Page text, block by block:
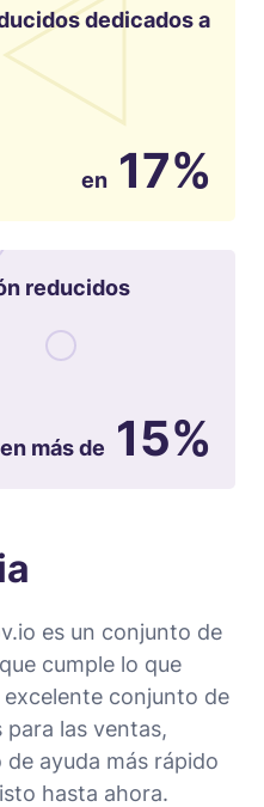
dedicados a
en 17%
reducidos
en más de 15%
es un conjunto de
cumple lo que
conjunto de
las ventas,
ayuda más rápido
hasta ahora.